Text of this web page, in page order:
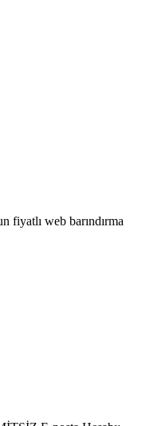
fiyatlı web barındırma